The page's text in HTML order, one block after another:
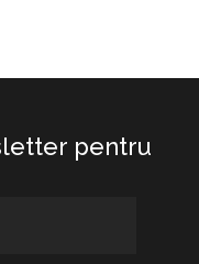
pentru